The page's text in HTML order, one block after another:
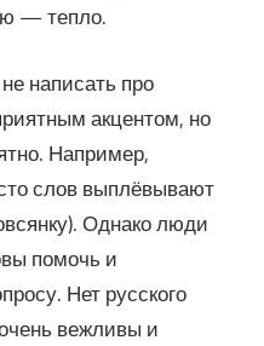
— тепло.
написать про
акцентом, но
Например,
слов выплёвывают
Однако люди
помочь и
Нет русского
вежливы и